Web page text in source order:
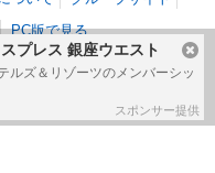
プレス 銀座ウエスト
ルズ＆リゾーツのメンバーシッ
スポンサー提供
PC版で見る
Reserved.
複写・転載・公衆送信等を禁じま